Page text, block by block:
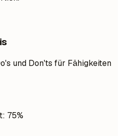
und Don'ts für Fähigkeiten
75%